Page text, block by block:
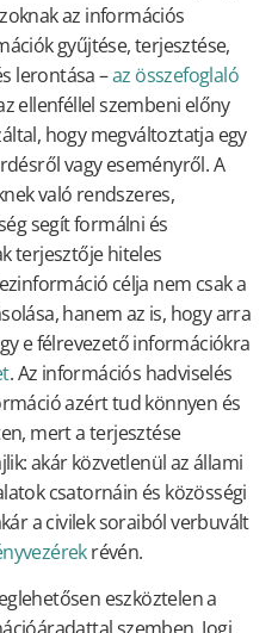
az információs
gyűjtése, terjesztése,
lerontása –az összefoglaló
ellenféllel szembeni előny
hogy megváltoztatja egy
vagy eseményről. A
való rendszeres,
segít formálni és
terjesztője hiteles
célja nem csak a
hanem az is, hogy arra
e félrevezető információkra
. Az információs hadviselés
azért tud könnyen és
mert a terjesztése
akár közvetlenül az állami
csatornáin és közösségi
a civilek soraiból verbuvált
révén.
eszköztelen a